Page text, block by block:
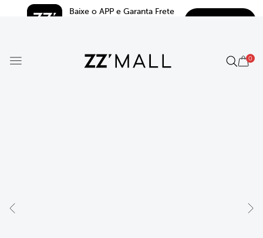
Baixe o APP e Garanta Frete
0